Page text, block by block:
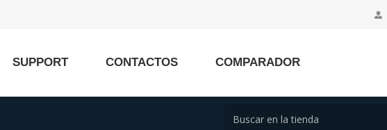
SUPPORT CONTACTOS COMPARADOR